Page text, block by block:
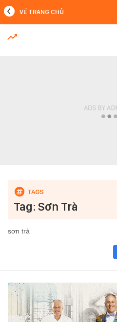
MỚI NHẤT
VỀ TRANG CHỦ
Tag: Sơn Trà
sơn trà